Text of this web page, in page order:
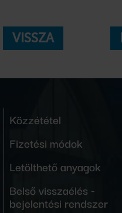
VISSZA
Közzététel
Fizetési módok
Letölthető anyagok
Belső visszaélés -
bejelentési rendszer